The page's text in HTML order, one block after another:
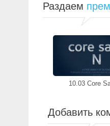
Раздаем
10.03 Core
Добавить